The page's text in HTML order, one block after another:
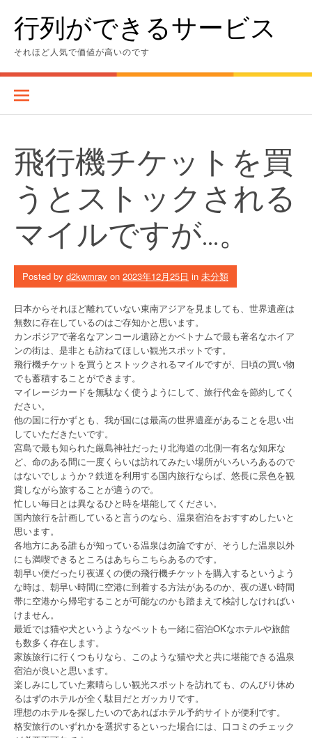
content行列ができるサービス
それほど人気で価値が高いのです
飛行機チケットを買
うとストックされる
マイルですが…。
Posted by d2kwmrav on 2023年12月25日 in 未分類
日本からそれほど離れていない東南アジアを見ましても、世界遺産は
無数に存在しているのはご存知かと思います。
カンボジアで著名なアンコール遺跡とかベトナムで最も著名なホイア
ンの街は、是非とも訪ねてほしい観光スポットです。
飛行機チケットを買うとストックされるマイルですが、日頃の買い物
でも蓄積することができます。
マイレージカードを無駄なく使うようにして、旅行代金を節約してく
ださい。
他の国に行かずとも、我が国には最高の世界遺産があることを思い出
していただきたいです。
宮島で最も知られた厳島神社だったり北海道の北側一有名な知床な
ど、命のある間に一度くらいは訪れてみたい場所がいろいろあるので
はないでしょうか？鉄道を利用する国内旅行ならば、悠長に景色を観
賞しながら旅することが適うので。
忙しい毎日とは異なるひと時を堪能してください。
国内旅行を計画していると言うのなら、温泉宿泊をおすすめしたいと
思います。
各地方にある誰もが知っている温泉は勿論ですが、そうした温泉以外
にも満喫できるところはあちらこちらあるのです。
朝早い便だったり夜遅くの便の飛行機チケットを購入するというよう
な時は、朝早い時間に空港に到着する方法があるのか、夜の遅い時間
帯に空港から帰宅することが可能なのかも踏まえて検討しなければい
けません。
最近では猫や犬というようなペットも一緒に宿泊OKなホテルや旅館
も数多く存在します。
家族旅行に行くつもりなら、このような猫や犬と共に堪能できる温泉
宿泊が良いと思います。
楽しみにしていた素晴らしい観光スポットを訪れても、のんびり休め
るはずのホテルが全く駄目だとガッカリです。
理想のホテルを探したいのであればホテル予約サイトが便利です。
格安旅行のいずれかを選択するといった場合には、口コミのチェック